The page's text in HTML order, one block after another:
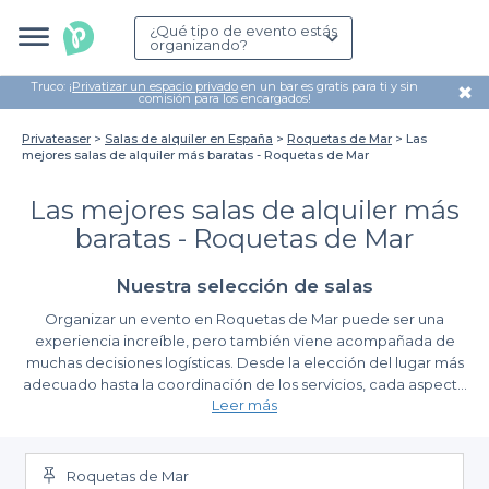
¿Qué tipo de evento estás
organizando?
Truco: ¡Privatizar un espacio privado en un bar es gratis para ti y sin
comisión para los encargados! ✖
Privateaser Salas de alquiler en España Roquetas de Mar
Las
mejores salas de alquiler más baratas - Roquetas de Mar
Las mejores salas de alquiler más
baratas - Roquetas de Mar
Nuestra selección de salas
Organizar un evento en Roquetas de Mar puede ser una
experiencia increíble, pero también viene acompañada de
muchas decisiones logísticas. Desde la elección del lugar más
adecuado hasta la coordinación de los servicios, cada aspecto
cuenta para que tu evento sea un éxito. En este sentido,
tus expectativas es clave.
Ventajas de reservar con Privateaser
A través de nuestra plataforma, hemos reunido las mejores
Leer más
Roquetas de Mar